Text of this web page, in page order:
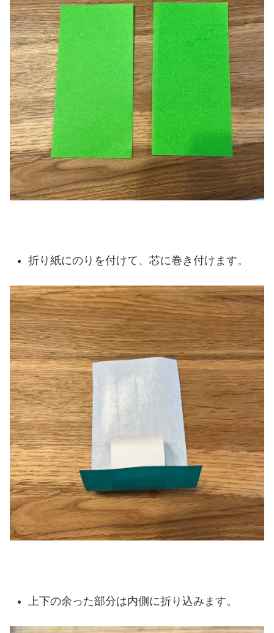
折り紙にのりを付けて、芯に巻き付けます。
上下の余った部分は内側に折り込みます。